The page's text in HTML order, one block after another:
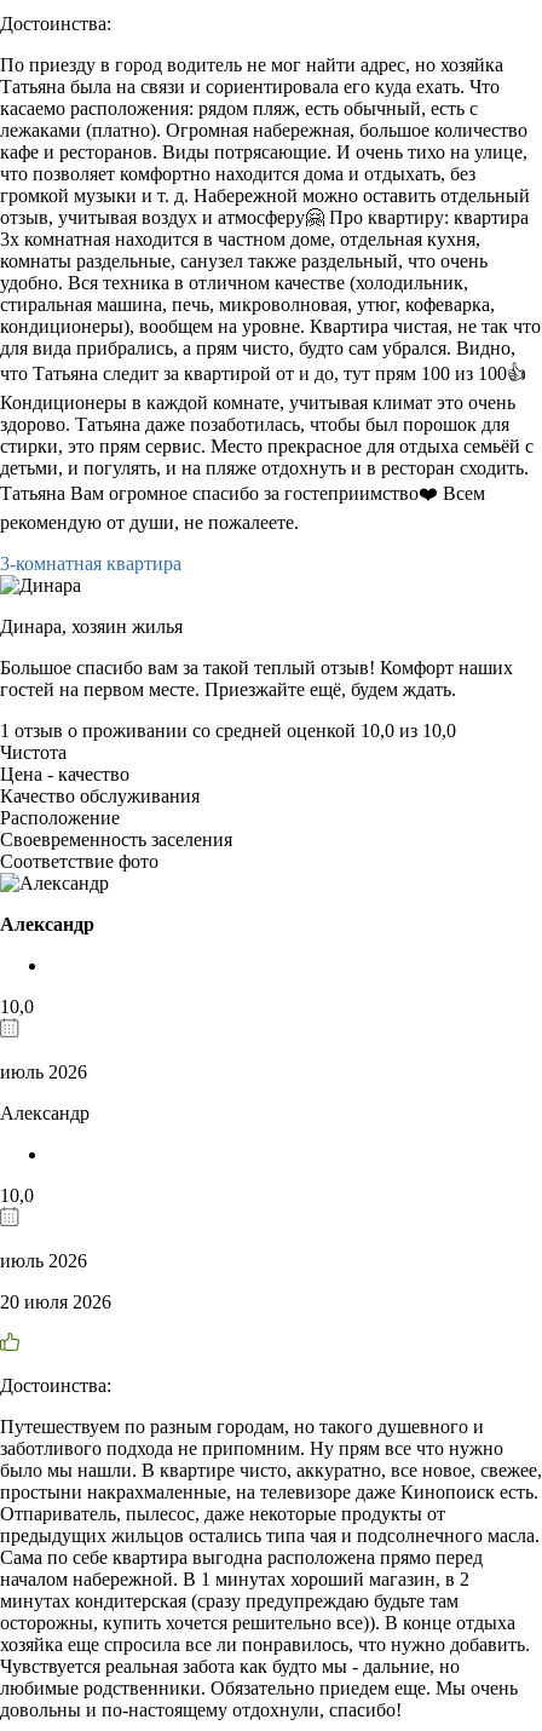
Достоинства:
По приезду в город водитель не мог найти адрес, но хозяйка
Татьяна была на связи и сориентировала его куда ехать. Что
касаемо расположения: рядом пляж, есть обычный, есть с
лежаками (платно). Огромная набережная, большое количество
кафе и ресторанов. Виды потрясающие. И очень тихо на улице,
что позволяет комфортно находится дома и отдыхать, без
громкой музыки и т. д. Набережной можно оставить отдельный
отзыв, учитывая воздух и атмосферу🤗 Про квартиру: квартира
3х комнатная находится в частном доме, отдельная кухня,
комнаты раздельные, санузел также раздельный, что очень
удобно. Вся техника в отличном качестве (холодильник,
стиральная машина, печь, микроволновая, утюг, кофеварка,
кондиционеры), вообщем на уровне. Квартира чистая, не так что
для вида прибрались, а прям чисто, будто сам убрался. Видно,
что Татьяна следит за квартирой от и до, тут прям 100 из 100👍
Кондиционеры в каждой комнате, учитывая климат это очень
здорово. Татьяна даже позаботилась, чтобы был порошок для
стирки, это прям сервис. Место прекрасное для отдыха семьёй с
детьми, и погулять, и на пляже отдохнуть и в ресторан сходить.
Татьяна Вам огромное спасибо за гостеприимство❤️ Всем
рекомендую от души, не пожалеете.
3-комнатная квартира
Динара, хозяин жилья
Большое спасибо вам за такой теплый отзыв! Комфорт наших
гостей на первом месте. Приезжайте ещё, будем ждать.
1 отзыв о проживании со средней оценкой 10,0 из 10,0
Чистота
Цена - качество
Качество обслуживания
Расположение
Своевременность заселения
Соответствие фото
Александр
10,0
июль 2026
Александр
10,0
июль 2026
20 июля 2026
Достоинства:
Путешествуем по разным городам, но такого душевного и
заботливого подхода не припомним. Ну прям все что нужно
было мы нашли. В квартире чисто, аккуратно, все новое, свежее,
простыни накрахмаленные, на телевизоре даже Кинопоиск есть.
Отпариватель, пылесос, даже некоторые продукты от
предыдущих жильцов остались типа чая и подсолнечного масла.
Сама по себе квартира выгодна расположена прямо перед
началом набережной. В 1 минутах хороший магазин, в 2
минутах кондитерская (сразу предупреждаю будьте там
осторожны, купить хочется решительно все)). В конце отдыха
хозяйка еще спросила все ли понравилось, что нужно добавить.
Чувствуется реальная забота как будто мы - дальние, но
любимые родственники. Обязательно приедем еще. Мы очень
довольны и по-настоящему отдохнули, спасибо!